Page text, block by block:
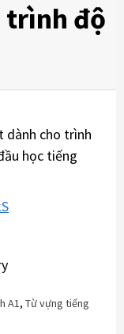
trình độ
dành cho trình
học tiếng
A1, Từ vựng tiếng